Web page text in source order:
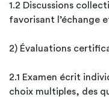
1.2 Discussions
favorisant l’échange
2) Évaluations
2.1 Examen écrit
choix multiples, des